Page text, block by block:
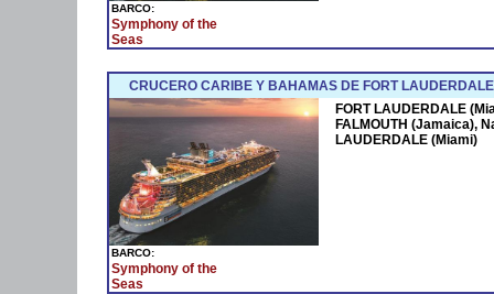
BARCO:
Symphony of the
Seas
CRUCERO CARIBE Y BAHAMAS DE FORT
BARCO:
Symphony of the
Seas
FORT LAUDERDALE
FALMOUTH (Jamaica),
LAUDERDALE (Miami)